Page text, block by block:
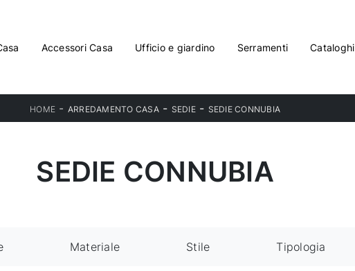
Accessori Casa Ufficio e giardino Serramenti Cataloghi
HOME - ARREDAMENTO CASA- SEDIE- SEDIE CONNUBIA
SEDIE CONNUBIA
Materiale Stile Tipologia